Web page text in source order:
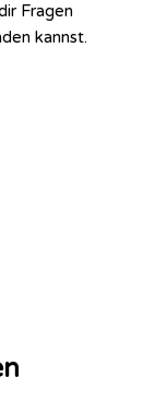
Fragen
kannst.